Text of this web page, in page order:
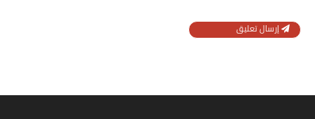
إرسال تعليق